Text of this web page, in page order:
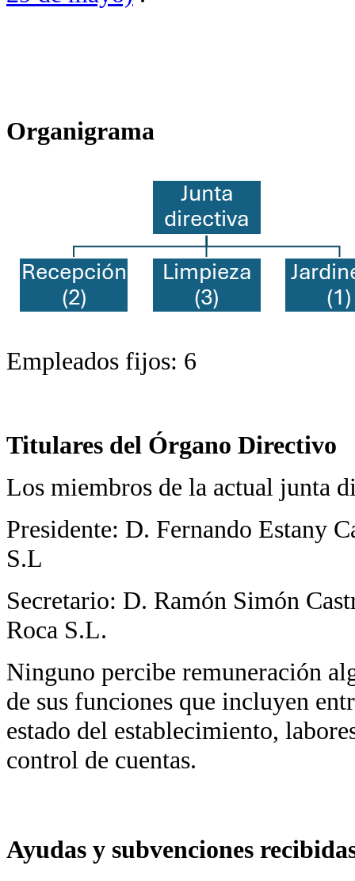
Organigrama
Empleados fijos: 6
Titulares del Órgano Directivo
Los miembros de la actual junta
Presidente: D. Fernando Estany
S.L
Secretario: D. Ramón Simón
Roca S.L.
Ninguno percibe remuneración
de sus funciones que incluyen
estado del establecimiento,
control de cuentas.
Ayudas y subvenciones